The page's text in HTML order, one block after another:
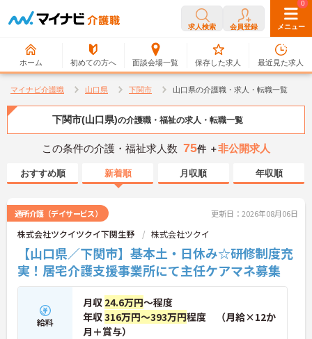
求人検索 会員登録 メニュー
ホーム 初めての方へ 面談会場一覧
0
保存した求人
0
最近見た求人
マイナビ介護職 山口県 下関市 山口県の介護職・求人・転職一覧
下関市(山口県)の介護職・福祉の求人・転職一覧
この条件の介護・福祉求人数 75件 ＋非公開求人
おすすめ順 新着順 月収順 年収順
通所介護（デイサービス） 更新日：2026年08月06日
株式会社ツクイツクイ下関生野 株式会社ツクイ
【山口県／下関市】基本土・日休み☆研修制度充
実！居宅介護支援事業所にて主任ケアマネ募集
給料
月収 24.6万円～程度
年収316万円～393万円程度 （月給×12か
月＋賞与）